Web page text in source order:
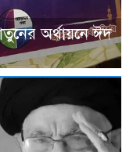
অর্থায়নে ঈদ